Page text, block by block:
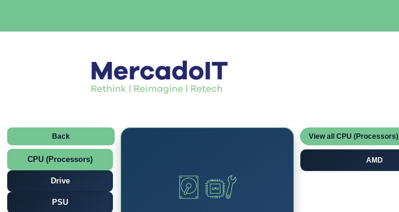
Back
CPU (Processors)
Drive
PSU
View all CPU (Processors)
AMD